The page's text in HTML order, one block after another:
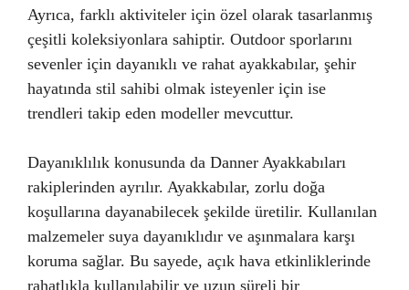
Ayrıca, farklı aktiviteler için özel olarak tasarlanmış
çeşitli koleksiyonlara sahiptir. Outdoor sporlarını
sevenler için dayanıklı ve rahat ayakkabılar, şehir
hayatında stil sahibi olmak isteyenler için ise
trendleri takip eden modeller mevcuttur.
Dayanıklılık konusunda da Danner Ayakkabıları
rakiplerinden ayrılır. Ayakkabılar, zorlu doğa
koşullarına dayanabilecek şekilde üretilir. Kullanılan
malzemeler suya dayanıklıdır ve aşınmalara karşı
koruma sağlar. Bu sayede, açık hava etkinliklerinde
rahatlıkla kullanılabilir ve uzun süreli bir